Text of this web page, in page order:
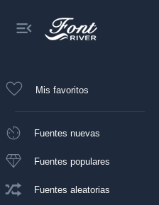
Mis favoritos
Fuentes nuevas
Fuentes populares
Fuentes aleatorias